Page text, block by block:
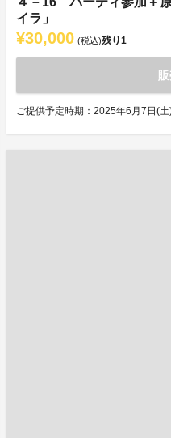
イラ」
¥30,000 (税込)残り1
ご提供予定時期：2025年6月7日(